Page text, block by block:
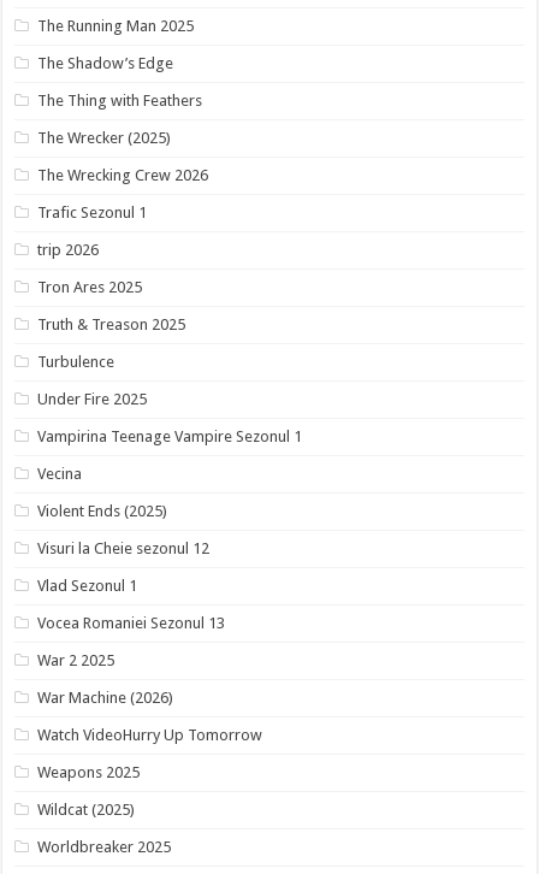
The Running Man 2025
The Shadow’s Edge
The Thing with Feathers
The Wrecker (2025)
The Wrecking Crew 2026
Trafic Sezonul 1
trip 2026
Tron Ares 2025
Truth & Treason 2025
Turbulence
Under Fire 2025
Vampirina Teenage Vampire Sezonul 1
Vecina
Violent Ends (2025)
Visuri la Cheie sezonul 12
Vlad Sezonul 1
Vocea Romaniei Sezonul 13
War 2 2025
War Machine (2026)
Watch VideoHurry Up Tomorrow
Weapons 2025
Wildcat (2025)
Worldbreaker 2025